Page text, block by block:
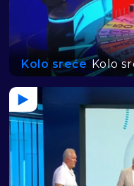
Kolo sreće Kolo